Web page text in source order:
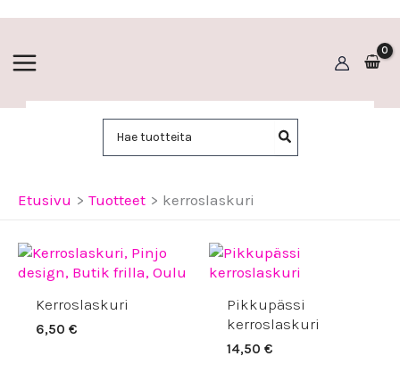
Etusivu Tuotteet kerroslaskuri
Kerroslaskuri
6,50€
Pikkupässi
kerroslaskuri
14,50€